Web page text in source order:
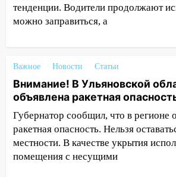
12:28 Миллион на
Ульяновской области
12:10
Ульяновский
120 тысяч долга
11:49
Снят режим «Ракетная
опасность» на территории
области
11:30 Кабмин РФ разрешил
2027 года импорт, выпуск
тенденции. Водители продолжают
можно заправиться, а
Важное Новости Статьи
Внимание! В Ульяновской
объявлена ракетная
Губернатор сообщил, что в регионе
ракетная опасность. Нельзя
местности. В качестве укрытия
помещения с несущими